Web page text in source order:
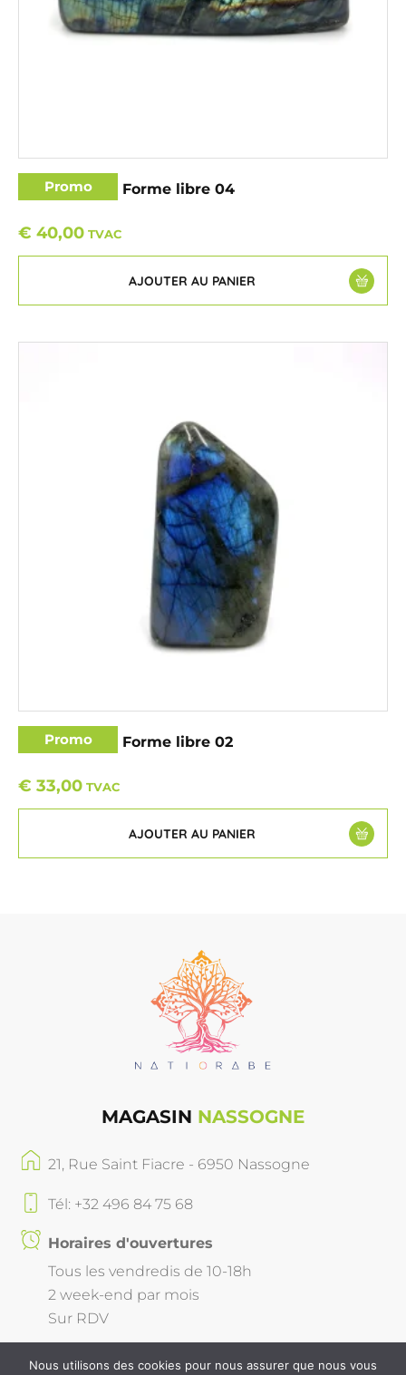
Promo
Labradorite – Forme libre 04
€ 40,00 TVAC
AJOUTER AU PANIER
Promo
Labradorite – Forme libre 02
€ 33,00 TVAC
AJOUTER AU PANIER
MAGASIN NASSOGNE
21, Rue Saint Fiacre - 6950 Nassogne
Tél: +32 496 84 75 68
Horaires d'ouvertures
Tous les vendredis de 10-18h
2 week-end par mois
Sur RDV
Nous utilisons des cookies pour nous assurer que nous vous